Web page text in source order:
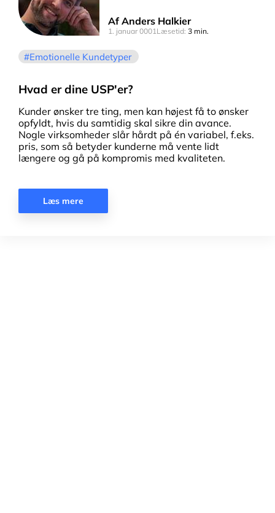
AfAnders Halkier
1. januar 0001Læsetid: 3 min.
Emotionelle Kundetyper
Hvad er dine USP'er?
Kunder ønsker tre ting, men kan højest få to ønsker
opfyldt, hvis du samtidig skal sikre din avance.
Nogle virksomheder slår hårdt på én variabel, f.eks.
pris, som så betyder kunderne må vente lidt
længere og gå på kompromis med kvaliteten.
Læs mere